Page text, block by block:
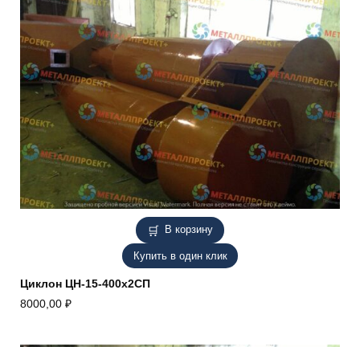
В корзину
Купить в один клик
Циклон ЦН-15-400х2СП
8000,00 ₽